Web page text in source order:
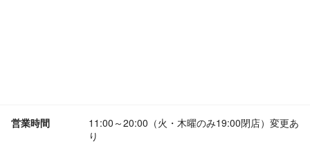
営業時間
11:00～20:00（火・木曜のみ19:00閉店）変更あ
り